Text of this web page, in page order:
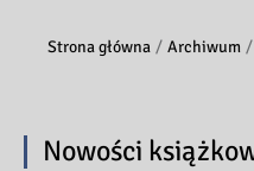
Strona główna Archiwum
Nowości